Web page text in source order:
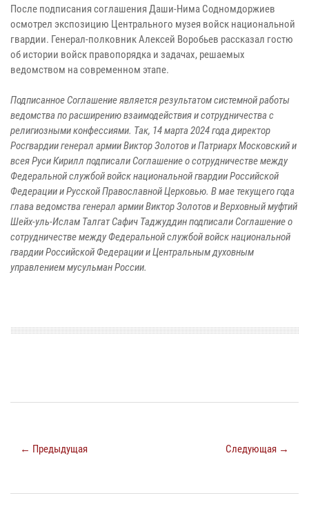
После подписания соглашения Даши-Нима Содномдоржиев
осмотрел экспозицию Центрального музея войск национальной
гвардии. Генерал-полковник Алексей Воробьев рассказал гостю
об истории войск правопорядка и задачах, решаемых
ведомством на современном этапе.
Подписанное Соглашение является результатом системной работы
ведомства по расширению взаимодействия и сотрудничества с
религиозными конфессиями. Так, 14 марта 2024 года директор
Росгвардии генерал армии Виктор Золотов и Патриарх Московский и
всея Руси Кирилл подписали Соглашение о сотрудничестве между
Федеральной службой войск национальной гвардии Российской
Федерации и Русской Православной Церковью. В мае текущего года
глава ведомства генерал армии Виктор Золотов и Верховный муфтий
Шейх-уль-Ислам Талгат Сафич Таджуддин подписали Соглашение о
сотрудничестве между Федеральной службой войск национальной
гвардии Российской Федерации и Центральным духовным
управлением мусульман России.
← Предыдущая Следующая →